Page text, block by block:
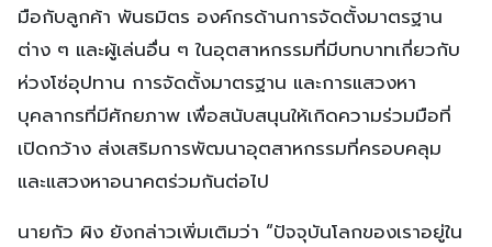
มือกับลูกค้า พันธมิตร องค์กรด้านการจัดตั้งมาตรฐาน
ต่าง ๆ และผู้เล่นอื่น ๆ ในอุตสาหกรรมที่มีบทบาทเกี่ยวกับ
ห่วงโซ่อุปทาน การจัดตั้งมาตรฐาน และการแสวงหา
บุคลากรที่มีศักยภาพ เพื่อสนับสนุนให้เกิดความร่วมมือที่
เปิดกว้าง ส่งเสริมการพัฒนาอุตสาหกรรมที่ครอบคลุม
และแสวงหาอนาคตร่วมกันต่อไป
นายกัว ผิง ยังกล่าวเพิ่มเติมว่า “ปัจจุบันโลกของเราอยู่ใน